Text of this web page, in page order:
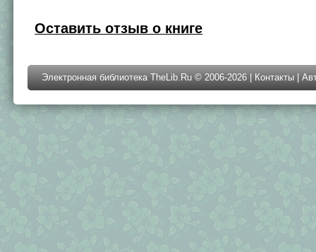
Оставить отзыв о книге
Электронная библиотека TheLib.Ru © 2006-2026 | Контакты |